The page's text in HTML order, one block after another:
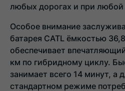
любых дорогах и при любой
Особое внимание
батарея CATL ёмкостью
обеспечивает
км по гибридному циклу.
занимает всего 14 минут, а
стандартном режиме